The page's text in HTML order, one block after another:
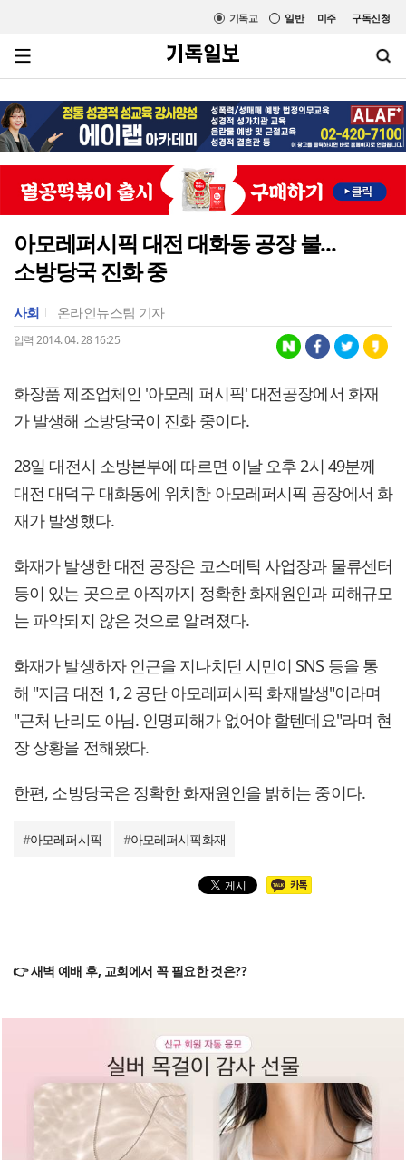
미주 구독신청
일반
기독교
아모레퍼시픽 대전 대화동 공장 불...
소방당국 진화 중
사회 온라인뉴스팀 기자
입력 2014. 04. 28 16:25
화장품 제조업체인 '아모레 퍼시픽' 대전공장에서 화재
가 발생해 소방당국이 진화 중이다.
28일 대전시 소방본부에 따르면 이날 오후 2시 49분께
대전 대덕구 대화동에 위치한 아모레퍼시픽 공장에서 화
재가 발생했다.
화재가 발생한 대전 공장은 코스메틱 사업장과 물류센터
등이 있는 곳으로 아직까지 정확한 화재원인과 피해규모
는 파악되지 않은 것으로 알려졌다.
화재가 발생하자 인근을 지나치던 시민이 SNS 등을 통
해 "지금 대전 1, 2 공단 아모레퍼시픽 화재발생"이라며
"근처 난리도 아님. 인명피해가 없어야 할텐데요"라며 현
장 상황을 전해왔다.
한편, 소방당국은 정확한 화재원인을 밝히는 중이다.
#아모레퍼시픽 #아모레퍼시픽화재
👉 새벽 예배 후, 교회에서 꼭 필요한 것은??